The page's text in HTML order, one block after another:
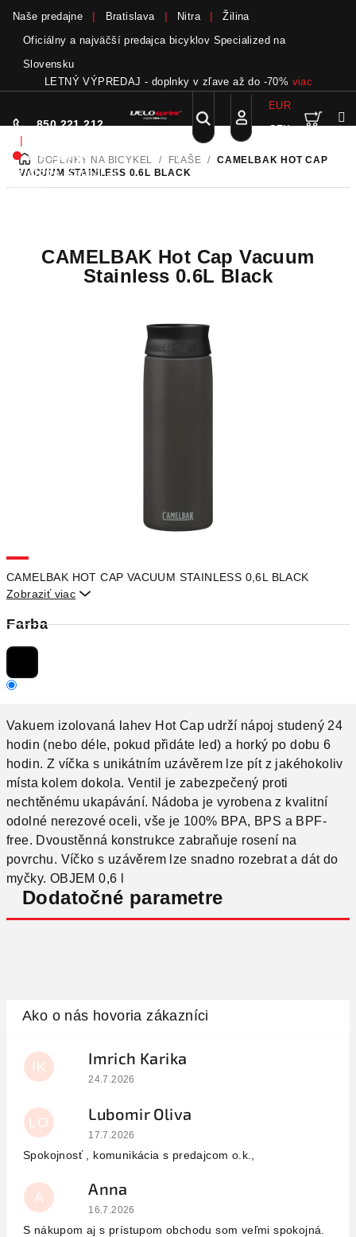
obsah
Naše predajne Bratislava Nitra
Žilina
Oficiálny a najväčší predajca bicyklov Specialized na
Slovensku
LETNÝ VÝPREDAJ - doplnky v zľave až do -70% viac
850 221 212
|
Nie sme pri
telefóne. Zanechať
odkaz
Hľadať
Prihlásenie
EUR
CZK
DOMOVDOPLNKY NA BICYKEL / FĽAŠE / CAMELBAK HOT CAP
VACUUM STAINLESS 0.6L BLACK
CAMELBAK HOT CAP VACUUM STAINLESS 0,6L BLACK
Zobraziť viac 
Farba
CAMELBAK Hot Cap Vacuum
Stainless 0.6L Black
Vakuem izolovaná lahev Hot Cap udrží nápoj studený 24
hodin (nebo déle, pokud přidáte led) a horký po dobu 6
hodin. Z víčka s unikátním uzávěrem lze pít z jakéhokoliv
místa kolem dokola. Ventil je zabezpečený proti
nechtěnému ukapávání. Nádoba je vyrobena z kvalitní
odolné nerezové oceli, vše je 100% BPA, BPS a BPF-
free. Dvoustěnná konstrukce zabraňuje rosení na
povrchu. Víčko s uzávěrem lze snadno rozebrat a dát do
myčky. OBJEM 0,6 l
Dodatočné parametre
IK Imrich Karika
Hodnotenie obchodu je 5 z 5 hviezdičiek.
24.7.2026
LO Lubomir Oliva
Hodnotenie obchodu je 5 z 5 hviezdičiek.
17.7.2026
Spokojnosť , komunikácia s predajcom o.k.,
A Anna
Hodnotenie obchodu je 5 z 5 hviezdičiek.
16.7.2026
S nákupom aj s prístupom obchodu som veľmi spokojná.